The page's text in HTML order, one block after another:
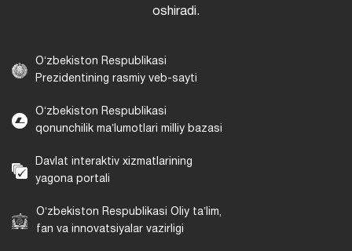
oshiradi.
Oʻzbekiston Respublikasi
Prezidentining rasmiy veb-sayti
Oʻzbekiston Respublikasi
qonunchilik maʼlumotlari milliy bazasi
Davlat interaktiv xizmatlarining
yagona portali
Oʻzbekiston Respublikasi Oliy taʼlim,
fan va innovatsiyalar vazirligi